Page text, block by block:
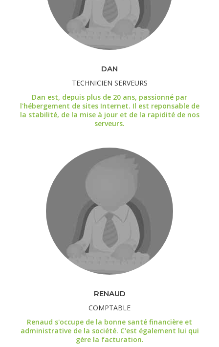
DAN
TECHNICIEN SERVEURS
Dan est, depuis plus de 20 ans, passionné par
l'hébergement de sites Internet. Il est reponsable de
la stabilité, de la mise à jour et de la rapidité de nos
serveurs.
RENAUD
COMPTABLE
Renaud s'occupe de la bonne santé financière et
administrative de la société. C'est également lui qui
gère la facturation.